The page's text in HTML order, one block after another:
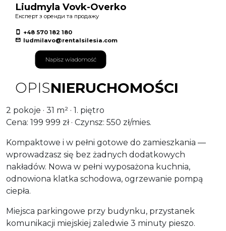
Liudmyla Vovk-Overko
Експерт з оренди та продажу
+48 570 182 180
ludmilavo@rentalsilesia.com
Napisz wiadomość
OPISNIERUCHOMOŚCI
2 pokoje · 31 m² · 1. piętro
Cena: 199 999 zł · Czynsz: 550 zł/mies.
Kompaktowe i w pełni gotowe do zamieszkania —
wprowadzasz się bez żadnych dodatkowych
nakładów. Nowa w pełni wyposażona kuchnia,
odnowiona klatka schodowa, ogrzewanie pompą
ciepła.
Miejsca parkingowe przy budynku, przystanek
komunikacji miejskiej zaledwie 3 minuty pieszo.